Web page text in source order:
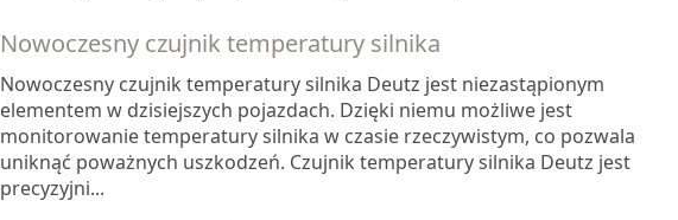
Nowoczesny czujnik temperatury silnika
Nowoczesny czujnik temperatury silnika Deutz jest niezastąpionym
elementem w dzisiejszych pojazdach. Dzięki niemu możliwe jest
monitorowanie temperatury silnika w czasie rzeczywistym, co pozwala
uniknąć poważnych uszkodzeń. Czujnik temperatury silnika Deutz jest
precyzyjni...